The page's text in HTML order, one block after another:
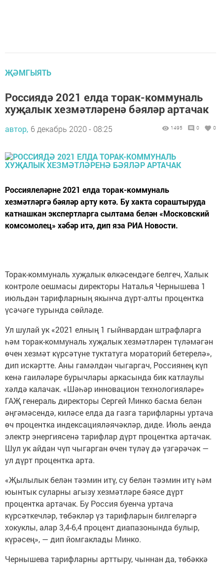
ҖӘМГЫЯТЬ
Россиядә 2021 елда торак-коммуналь
хуҗалык хезмәтләренә бәяләр артачак
автор, 6 декабрь 2020 - 08:25 1495 0 0
Россиялеләрне 2021 елда торак-коммуналь
хезмәтләргә бәяләр арту көтә. Бу хакта сораштыруда
катнашкан экспертларга сылтама белән «Московский
комсомолец» хәбәр итә, дип яза РИА Новости.
Торак-коммуналь хуҗалык өлкәсендәге белгеч, Халык
контроле оешмасы директоры Наталья Чернышева 1
июльдән тарифларның якынча дүрт-алты процентка
үсәчәге турында сөйләде.
Ул шулай ук «2021 елның 1 гыйнвардан штрафларга
һәм торак-коммуналь хуҗалык хезмәтләрен түләмәгән
өчен хезмәт күрсәтүне туктатуга мораторий бетерелә»,
дип искәртте. Аны гамәлдән чыгаргач, Россиянең күп
кенә гаиләләре бурычлары аркасында бик катлаулы
хәлдә калачак. «Шәһәр инновацион технологияләре»
ГАҖ генераль директоры Сергей Минко басма белән
әңгәмәсендә, киләсе елда да газга тарифларны уртача
өч процентка индексацияләячәкләр, диде. Июль аенда
электр энергиясенә тарифлар дүрт процентка артачак.
Шул ук айдан чүп чыгарган өчен түләү дә үзгәрәчәк —
ул дүрт процентка арта.
«Җылылык белән тәэмин итү, су белән тәэмин итү һәм
юынтык суларны агызу хезмәтләре бәясе дүрт
процентка артачак. Бу Россия буенча уртача
күрсәткечләр, төбәкләр үз тарифларын билгеләргә
хокуклы, алар 3,4-6,4 процент диапазонында булыр,
күрәсең», — дип йомгаклады Минко.
Чернышева тарифларны арттыру, чыннан да, төбәккә